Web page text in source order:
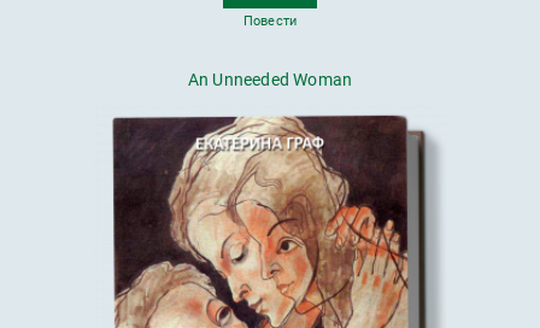
Повести
An Unneeded Woman